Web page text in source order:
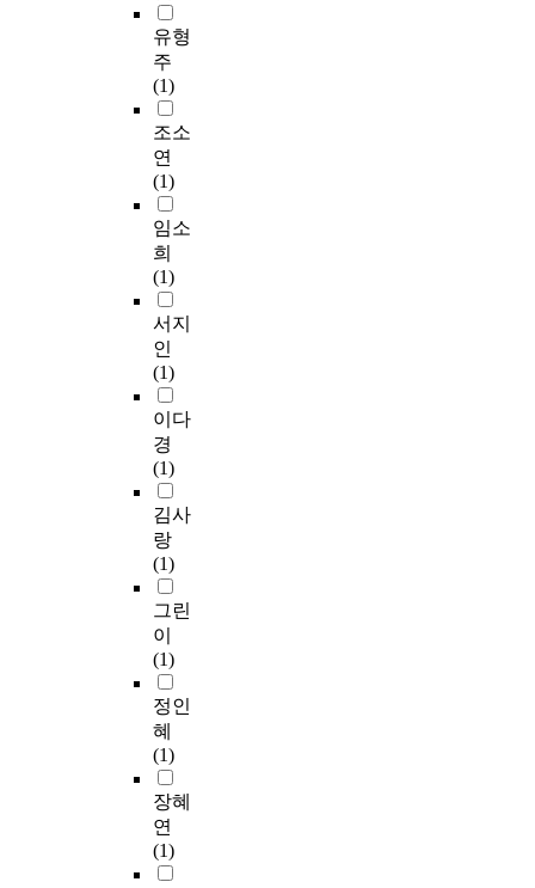
유형
주
(1)
조소
연
(1)
임소
희
(1)
서지
인
(1)
이다
경
(1)
김사
랑
(1)
그린
이
(1)
정인
혜
(1)
장혜
연
(1)